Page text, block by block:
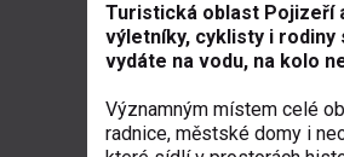
Turistická oblast Pojizeří
výletníky, cyklisty i
vydáte na vodu, na kolo
Významným místem celé
radnice, městské domy i